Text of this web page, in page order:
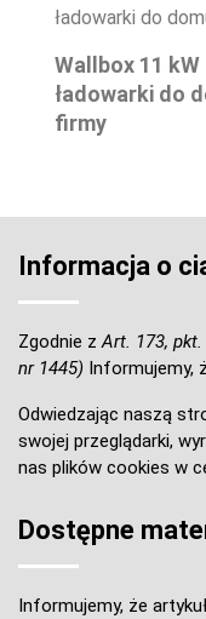
Wallbox 11
ładowarki do
firmy
Informacja o
Zgodnie z Art. 173, pkt.
nr 1445) Informujemy,
Odwiedzając naszą
swojej przeglądarki,
nas plików cookies w
Dostępne
Informujemy, że